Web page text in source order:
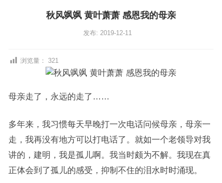
秋风飒飒 黄叶萧萧 感恩我的母亲
发布: 2019-12-11
浏览量： 321
母亲走了，永远的走了……
多年来，我习惯每天早晚打一次电话问候母亲，母亲一
走，我再没有地方可以打电话了。就如一个老领导对我
讲的，建明，我是孤儿啊。我当时颇为不解。我现在真
正体会到了孤儿的感受，抑制不住的泪水时时涌现。